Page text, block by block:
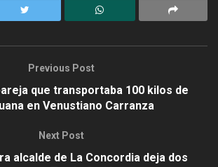
Previous Post
que transportaba 100 kilos de
en Venustiano Carranza
Next Post
alcalde de La Concordia deja dos